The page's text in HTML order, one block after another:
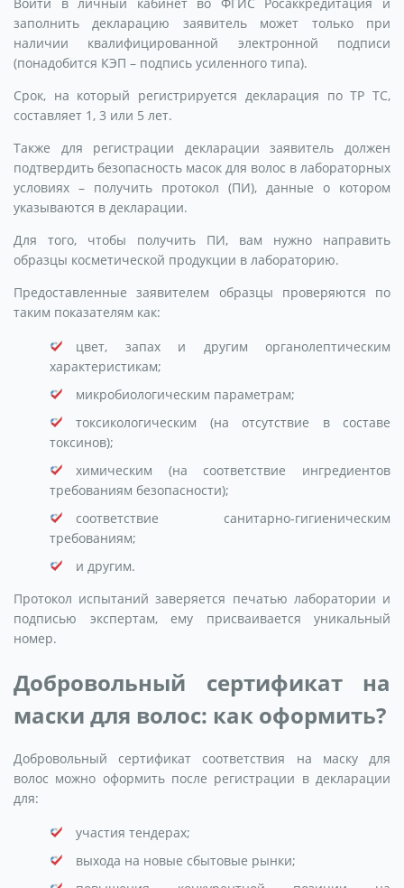
заполнить декларацию заявитель может только при
наличии квалифицированной электронной подписи
(понадобится КЭП – подпись усиленного типа).
Срок, на который регистрируется декларация по ТР ТС,
составляет 1, 3 или 5 лет.
Также для регистрации декларации заявитель должен
подтвердить безопасность масок для волос в лабораторных
условиях – получить протокол (ПИ), данные о котором
указываются в декларации.
Для того, чтобы получить ПИ, вам нужно направить
образцы косметической продукции в лабораторию.
Предоставленные заявителем образцы проверяются по
таким показателям как:
цвет, запах и другим органолептическим
характеристикам;
микробиологическим параметрам;
токсикологическим (на отсутствие в составе
токсинов);
химическим (на соответствие ингредиентов
требованиям безопасности);
соответствие санитарно-гигиеническим
требованиям;
и другим.
Протокол испытаний заверяется печатью лаборатории и
подписью экспертам, ему присваивается уникальный
номер.
Добровольный сертификат на
маски для волос: как оформить?
Добровольный сертификат соответствия на маску для
волос можно оформить после регистрации в декларации
для:
участия тендерах;
выхода на новые сбытовые рынки;